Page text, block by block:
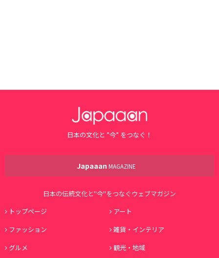
日本の文化と ”今” をつなぐ！
Japaaan MAGAZINE
日本の伝統文化と"今"をつなぐウェブマガジン
トップページ
アート
ファッション
雑貨・インテリア
グルメ
観光・地域